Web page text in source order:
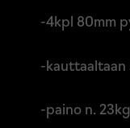
-4kpl 80mm
-kauttaaltaan
-paino n. 23kg